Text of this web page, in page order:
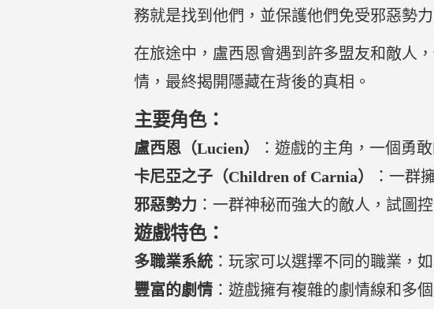
務就是找到他們，並保護他們免受邪惡勢力
在旅途中，盧西恩會遇到許多盟友和敵人
情，最終揭開隱藏在背後的真相。
主要角色：
盧西恩（Lucien）
：遊戲的主角，一個勇
卡尼亞之子（Children of Carnia）
：一群
邪惡勢力 ：一群神秘而強大的敵人，試圖
遊戲特色：
多職業系統 ：玩家可以選擇不同的職業，
豐富的劇情 ：遊戲擁有複雜的劇情線和多